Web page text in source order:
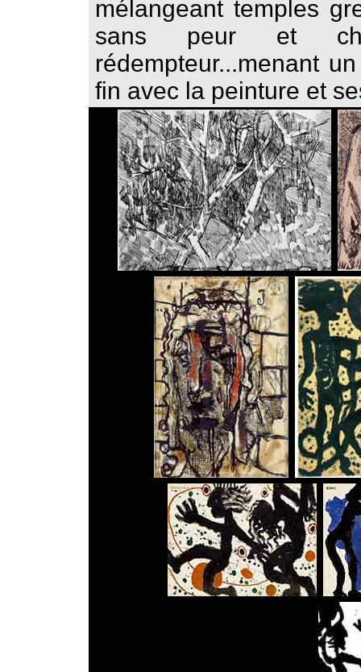
mélangeant temples
sans peur et
rédempteur...menant
fin avec la peinture et